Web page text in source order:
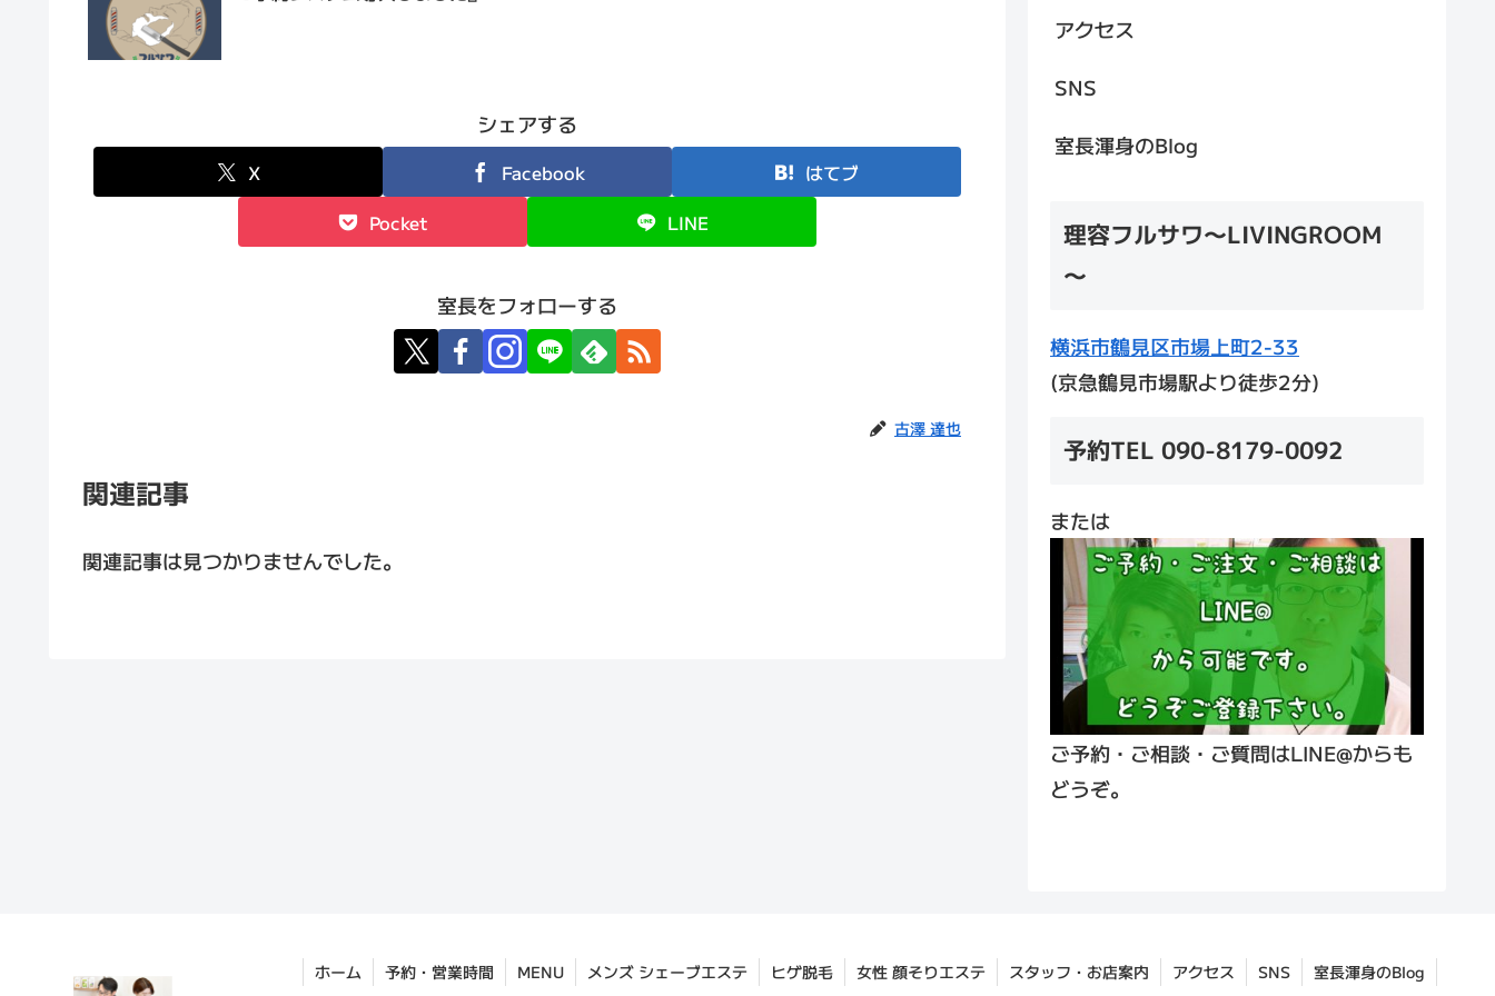
シェアする
X Facebook
はてブ
Pocket
LINE
室長をフォローする
古澤 達也
関連記事
関連記事は見つかりませんでした。
アクセス
SNS
室長渾身のBlog
理容フルサワ～LIVINGROOM
～
横浜市鶴見区市場上町2-33
(京急鶴見市場駅より徒歩2分)
予約TEL 090-8179-0092
または
ご予約・ご相談・ご質問はLINE@からも
どうぞ。
ホーム 予約・営業時間 MENU メンズ シェーブエステ ヒゲ脱毛 女性 顔そりエステ スタッフ・お店案内 アクセス SNS 室長渾身のBlog